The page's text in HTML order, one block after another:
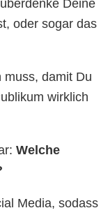
Deine
oder sogar das
muss, damit Du
wirklich
Welche
Media, sodass